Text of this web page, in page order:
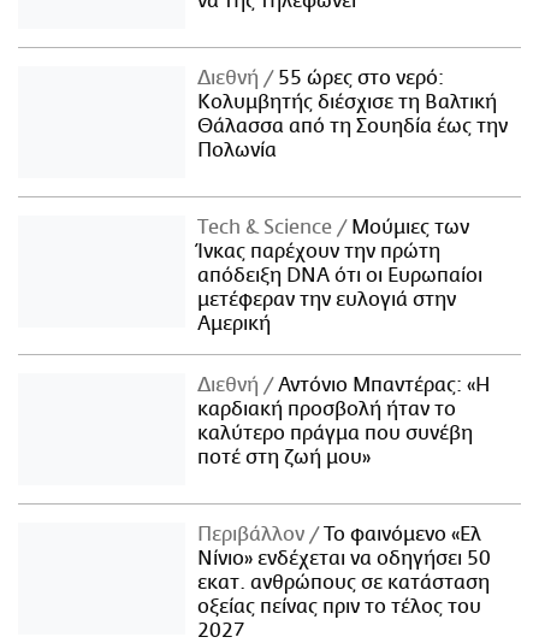
Διεθνή
55 ώρες στο νερό:
Κολυμβητής διέσχισε τη Βαλτική
Θάλασσα από τη Σουηδία έως την
Πολωνία
Τech & Science
Μούμιες των
Ίνκας παρέχουν την πρώτη
απόδειξη DNA ότι οι Ευρωπαίοι
μετέφεραν την ευλογιά στην
Αμερική
Διεθνή
Αντόνιο Μπαντέρας: «Η
καρδιακή προσβολή ήταν το
καλύτερο πράγμα που συνέβη
ποτέ στη ζωή μου»
Περιβάλλον
Το φαινόμενο «Ελ
Νίνιο» ενδέχεται να οδηγήσει 50
εκατ. ανθρώπους σε κατάσταση
οξείας πείνας πριν το τέλος του
2027